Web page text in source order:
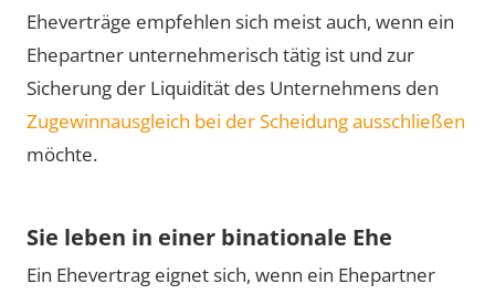
Eheverträge empfehlen sich meist auch, wenn ein
Ehepartner unternehmerisch tätig ist und zur
Sicherung der Liquidität des Unternehmens den
Zugewinnausgleich bei der Scheidung ausschließen
möchte.
Sie leben in einer binationale Ehe
Ein Ehevertrag eignet sich, wenn ein Ehepartner